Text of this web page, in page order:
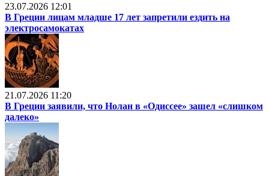
23.07.2026 12:01
В Греции лицам младше 17 лет запретили ездить на
электросамокатах
21.07.2026 11:20
В Греции заявили, что Нолан в «Одиссее» зашел «слишком
далеко»